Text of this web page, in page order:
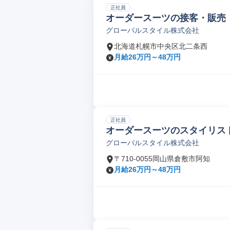
正社員
オーダースーツの接客・販売
グローバルスタイル株式会社
北海道札幌市中央区北二条西
月給26万円～48万円
正社員
オーダースーツのスタイリス
グローバルスタイル株式会社
〒710-0055岡山県倉敷市阿知
月給26万円～48万円